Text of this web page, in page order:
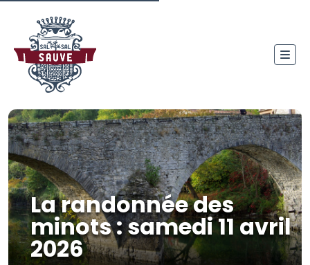
La randonnée des
minots : samedi 11 avril
2026